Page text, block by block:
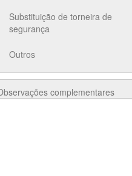
Substituição de torneira de
segurança
Outros
complementares